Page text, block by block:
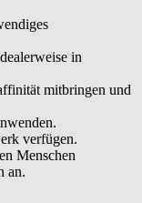
in
mitbringen und
verfügen.
Menschen
an.